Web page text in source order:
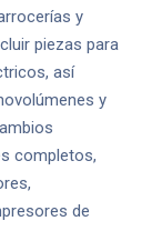
y
piezas para
así
y
completos,
de